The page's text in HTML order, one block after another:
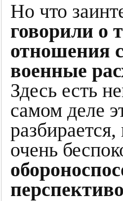
Но что
говорили о
отношения
военные
Здесь есть
самом деле
очень